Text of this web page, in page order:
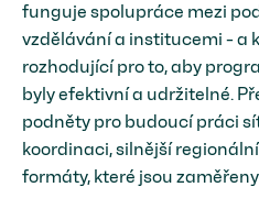
funguje spolupráce mezi
vzdělávání a institucemi - a
rozhodující pro to, aby
byly efektivní a udržitelné.
podněty pro budoucí práci
koordinaci, silnější
formáty, které jsou